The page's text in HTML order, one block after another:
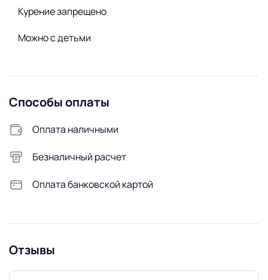
Стиральная машина
Удобства снаружи
Открытая парковка
Видеонаблюдение
Курение запрещено
Можно с детьми
Способы оплаты
Оплата наличными
Безналичный расчет
Оплата банковской картой
Отзывы